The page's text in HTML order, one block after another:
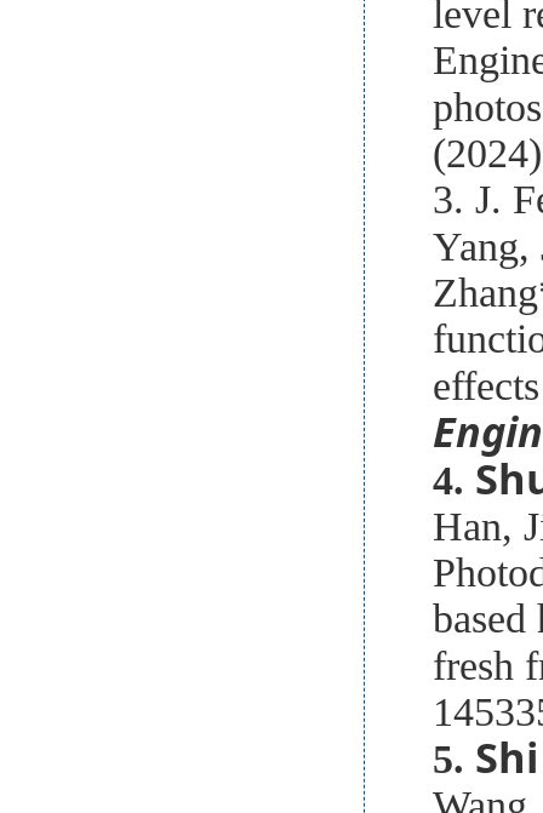
level
3. J.
Yang,
4.
Han,
fresh
5.